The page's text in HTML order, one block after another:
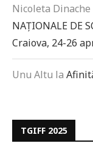
Nicoleta Dinache
NAȚIONALE DE
Craiova, 24-26
Unu Altu la
TGIFF 2025